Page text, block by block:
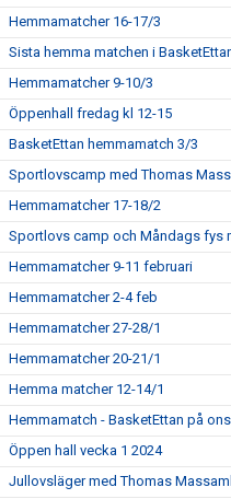
Hemmamatcher 16-17/3
Sista hemma matchen i
Hemmamatcher 9-10/3
Öppenhall fredag kl 12-15
BasketEttan hemmamatch 3/3
Sportlovscamp med Thomas
Hemmamatcher 17-18/2
Sportlovs camp och Måndags fys
Hemmamatcher 9-11 februari
Hemmamatcher 2-4 feb
Hemmamatcher 27-28/1
Hemmamatcher 20-21/1
Hemma matcher 12-14/1
Hemmamatch - BasketEttan på
Öppen hall vecka 1 2024
Jullovsläger med Thomas